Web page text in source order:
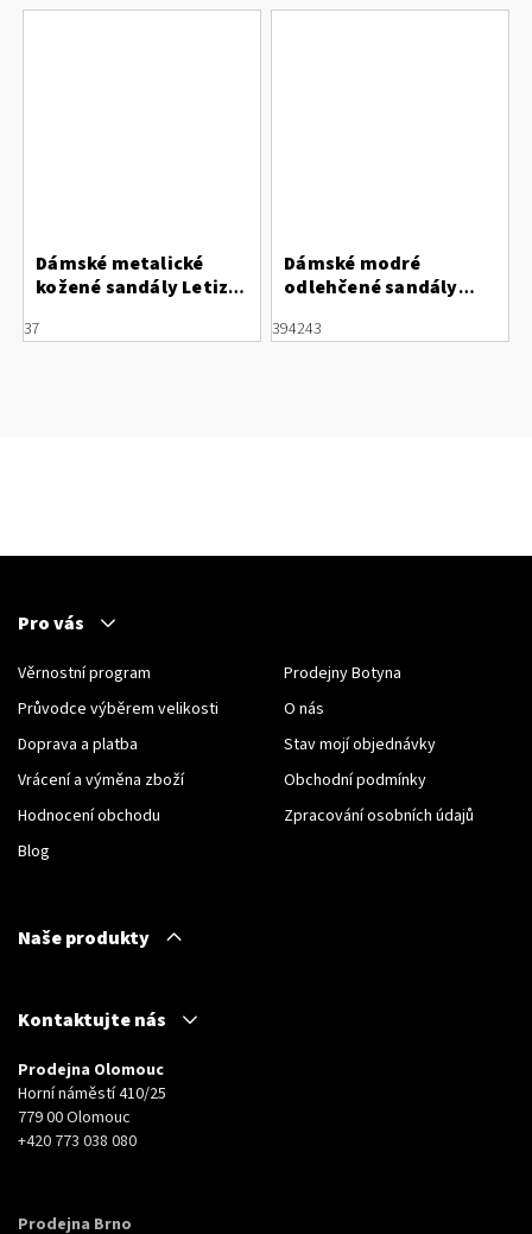
Dámské metalické
kožené sandály Letizia
nártem
37
Dámské modré
odlehčené sandály
394243
Pro vás
Věrnostní program
Průvodce výběrem velikosti
Doprava a platba
Vrácení a výměna zboží
Hodnocení obchodu
Blog
Prodejny Botyna
O nás
Stav mojí objednávky
Obchodní podmínky
Zpracování osobních údajů
Naše produkty
Kontaktujte nás
Prodejna Olomouc
Horní náměstí 410/25
779 00 Olomouc
+420 773 038 080
Prodejna Brno